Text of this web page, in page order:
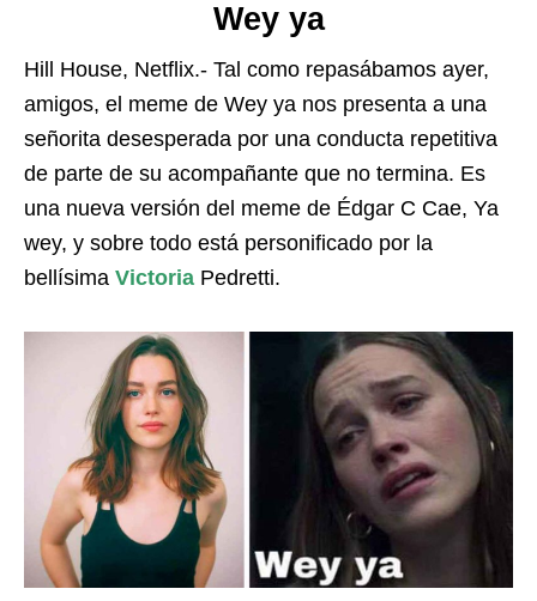
Wey ya
Hill House, Netflix.- Tal como repasábamos ayer,
amigos, el meme de Wey ya nos presenta a una
señorita desesperada por una conducta repetitiva
de parte de su acompañante que no termina. Es
una nueva versión del meme de Édgar C Cae, Ya
wey, y sobre todo está personificado por la
bellísima Victoria Pedretti.